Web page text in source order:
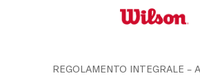
REGOLAMENTO INTEGRALE –